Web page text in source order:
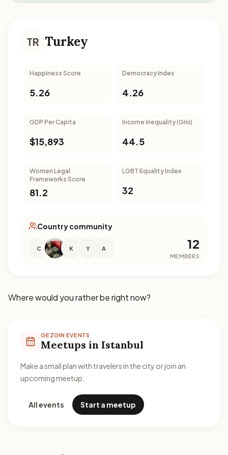
TR Turkey
Happiness Score
5.26
Democracy Index
4.26
GDP Per Capita
$15,893
Income Inequality (Gini)
44.5
Women Legal
Frameworks Score
81.2
LGBT Equality Index
32
Country community
C K Y A 12
MEMBERS
Where would you rather be right now?
GEZGIN EVENTS
Meetups in Istanbul
Make a small plan with travelers in the city or join an
upcoming meetup.
All events Start a meetup